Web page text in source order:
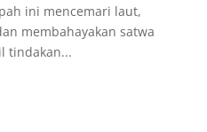
ini mencemari laut,
membahayakan satwa
tindakan...